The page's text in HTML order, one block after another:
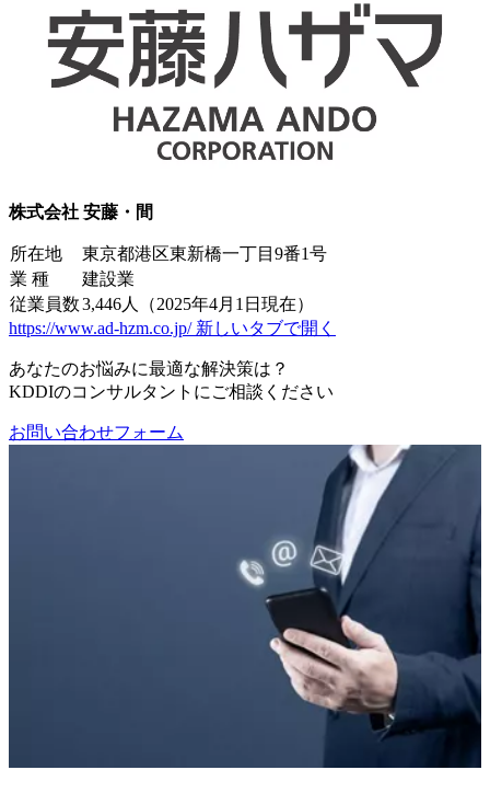
株式会社 安藤・間
所在地
東京都港区東新橋一丁目9番1号
業 種
建設業
従業員数3,446人（2025年4月1日現在）
https://www.ad-hzm.co.jp/ 新しいタブで開く
あなたのお悩みに最適な解決策は？
KDDIのコンサルタントにご相談ください
お問い合わせフォーム